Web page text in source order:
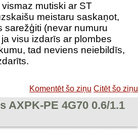
mutiski ar ST
meistaru saskaņot,
sarežģiti (nevar numuru
visu izdarīs ar plombes
tad neviens neiebildīs,
Komentēt šo ziņu Citēt šo ziņu
AXPK-PE 4G70 0.6/1.1